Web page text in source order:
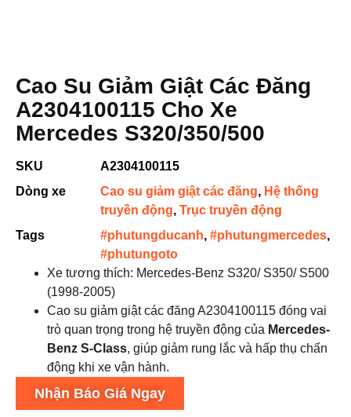
Cao Su Giảm Giật Các Đăng
A2304100115 Cho Xe
Mercedes S320/350/500
SKU
A2304100115
Dòng xe
Cao su giảm giật các đăng, Hệ thống
truyền động, Trục truyền động
Tags
#phutungducanh, #phutungmercedes,
#phutungoto
Xe tương thích: Mercedes-Benz S320/ S350/ S500
(1998-2005)
Cao su giảm giật các đăng A2304100115 đóng vai
trò quan trọng trong hệ truyền động của Mercedes-
Benz S-Class, giúp giảm rung lắc và hấp thụ chấn
động khi xe vận hành.
Nhận Báo Giá Ngay